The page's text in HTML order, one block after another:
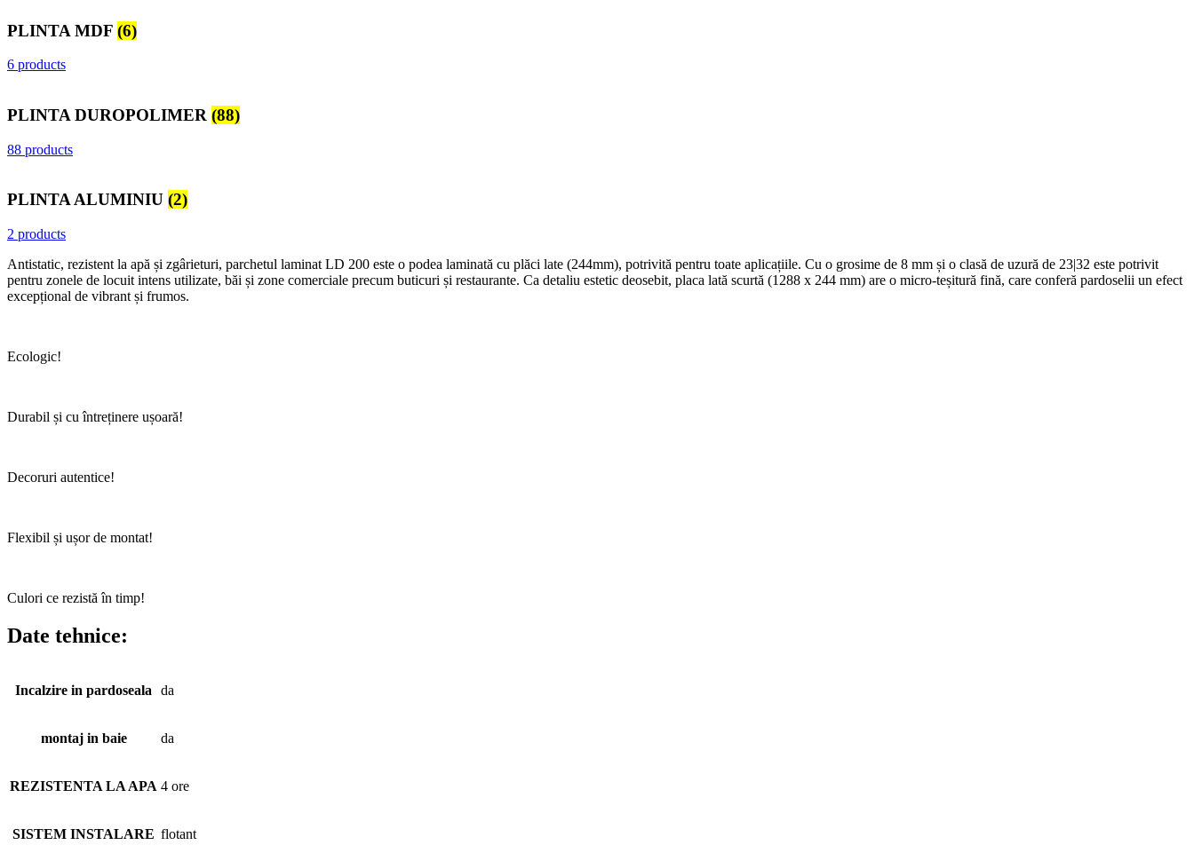
PLINTA MDF (6)
6 products
PLINTA DUROPOLIMER (88)
88 products
PLINTA ALUMINIU (2)
2 products
Antistatic, rezistent la apă și zgârieturi, parchetul laminat LD 200 este o podea laminată cu plăci late (244mm), potrivită pentru toate aplicațiile. Cu o grosime de 8 mm și o clasă de uzură de 23|32 este potrivit
pentru zonele de locuit intens utilizate, băi și zone comerciale precum buticuri și restaurante. Ca detaliu estetic deosebit, placa lată scurtă (1288 x 244 mm) are o micro-teșitură fină, care conferă pardoselii un efect
excepțional de vibrant și frumos.
Ecologic!
Durabil și cu întreținere ușoară!
Decoruri autentice!
Flexibil și ușor de montat!
Culori ce rezistă în timp!
Date tehnice:
Incalzire in pardoseala da
montaj in baie da
REZISTENTA LA APA 4 ore
SISTEM INSTALARE flotant